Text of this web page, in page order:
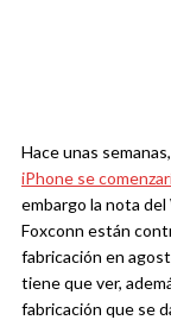
Hace unas semanas,
iPhone se
embargo la nota
Foxconn están
fabricación en
tiene que ver,
fabricación que se